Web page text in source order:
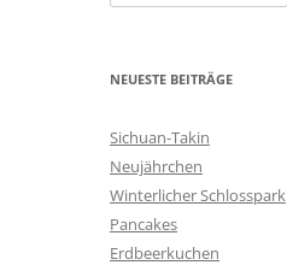
u
h
n
n
a
c
h
NEUESTE BEITRÄGE
Sichuan-Takin
Neujährchen
Winterlicher Schlosspark
Pancakes
Erdbeerkuchen